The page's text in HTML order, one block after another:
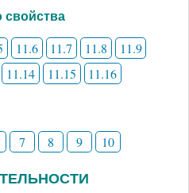
свойства
11.6 11.7 11.8
11.9
11.14 11.15 11.16
7 8 9 10